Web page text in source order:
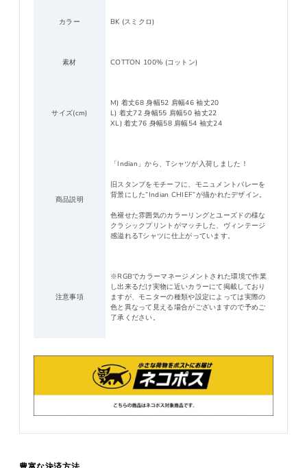
カラー BK (スミクロ)
素材 COTTON 100% (コットン)
サイズ(cm)
M) 着丈68 身幅52 肩幅46 袖丈20
L) 着丈72 身幅55 肩幅50 袖丈22
XL) 着丈76 身幅58 肩幅54 袖丈24
商品説明
「Indian」から、Tシャツが入荷しました！
旧スタンプをモチーフに、モニュメントバレーを
背景にした”Indian CHIEF”が描かれたデザイン。
色褪せた雰囲気のカラーリングとユーズドの様な
クラシックプリントがマッチした、ヴィンテージ
感溢れるTシャツに仕上がっています。
注意事項
※RGBでカラーマネージメントされた環境で作業
し出来るだけ実物に近いカラーにて掲載しており
ますが、モニターの種類や設定によっては実際の
色と異なって見える場合がございますので予めご
了承ください。